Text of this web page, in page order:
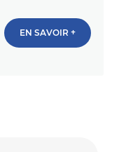
EN SAVOIR +